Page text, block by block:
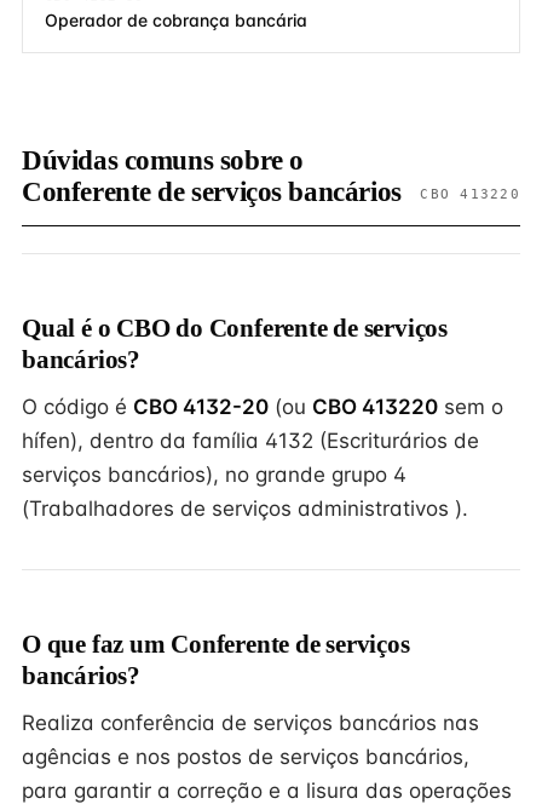
Operador de cobrança bancária
Dúvidas comuns sobre o
Conferente de serviços bancários
CBO 413220
Qual é o CBO do Conferente de serviços
bancários?
O código é CBO 4132-20 (ou CBO 413220 sem o
hífen), dentro da família 4132 (Escriturários de
serviços bancários), no grande grupo 4
(Trabalhadores de serviços administrativos ).
O que faz um Conferente de serviços
bancários?
Realiza conferência de serviços bancários nas
agências e nos postos de serviços bancários,
para garantir a correção e a lisura das operações